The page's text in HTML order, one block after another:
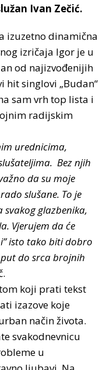
Ivan Zečić.
izuzetno dinamična
izričaja Igor je u
od najizvođenijih
hit singlovi „Budan“
sam vrh top lista i
radijskim
urednicima,
Bez njih
da su moje
slušane. To je
glazbenika,
Vjerujem da će
isto tako biti dobro
do srca brojnih
koji prati tekst
izazove koje
način života.
svakodnevnicu
u